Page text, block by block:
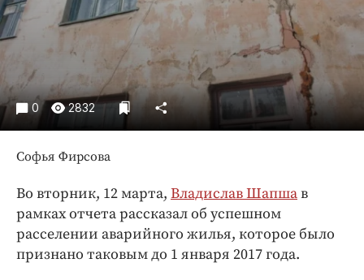
Образование
Общество
Погода
Праздники
Происшествия
Спорт
Экономика и бизнес
ПРОЕКТЫ
Блоги
Издания
0 2832
Софья Фирсова
Во вторник, 12 марта, Владислав Шапшав
рамках отчета рассказал об успешном
расселении аварийного жилья, которое было
признано таковым до 1 января 2017 года.